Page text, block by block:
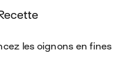
recette
les oignons en fines